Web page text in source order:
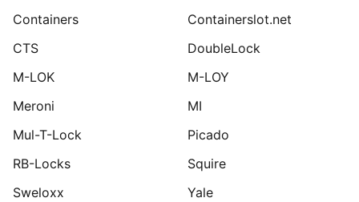
Containers
Containerslot.net
CTS
DoubleLock
M-LOK
M-LOY
Meroni
MI
Mul-T-Lock
Picado
RB-Locks
Squire
Sweloxx
Yale